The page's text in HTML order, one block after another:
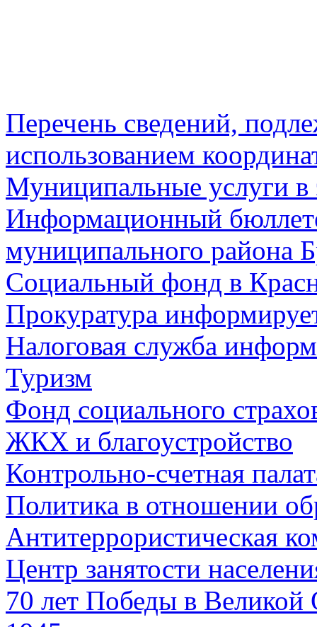
Перечень сведений,
использованием
Муниципальные услуги в
Информационный
муниципального района
Социальный фонд в
Прокуратура
Налоговая служба
Туризм
Фонд социального
ЖКХ и благоустройство
Контрольно-счетная
Политика в отношении
Антитеррористическая
Центр занятости
70 лет Победы в Великой